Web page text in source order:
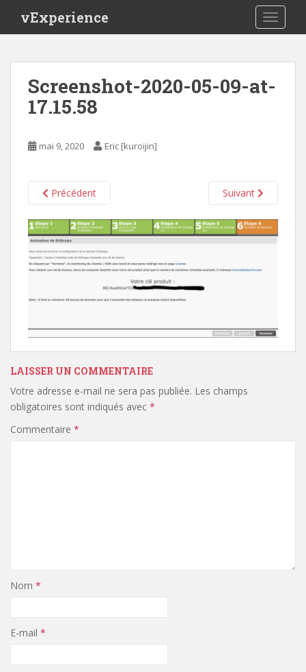
i
vExperience
Screenshot-2020-05-09-at-
17.15.58
mai 9, 2020 Eric [kuroijin]
Précédent Suivant
LAISSER UN COMMENTAIRE
Votre adresse e-mail ne sera pas publiée. Les champs
obligatoires sont indiqués avec *
Commentaire *
Nom *
E-mail *